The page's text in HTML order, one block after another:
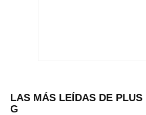
LAS MÁS LEÍDAS DE PLUS
G